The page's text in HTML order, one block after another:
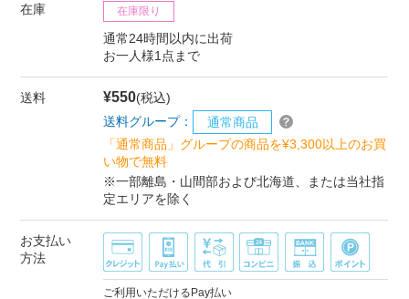
在庫 在庫限り
通常24時間以内に出荷
お一人様1点まで
送料 ¥550(税込)
送料グループ：
通常商品
「通常商品」グループの商品を¥3,300以上のお買
い物で無料
※一部離島・山間部および北海道、または当社指
定エリアを除く
お支払い
方法
ご利用いただけるPay払い